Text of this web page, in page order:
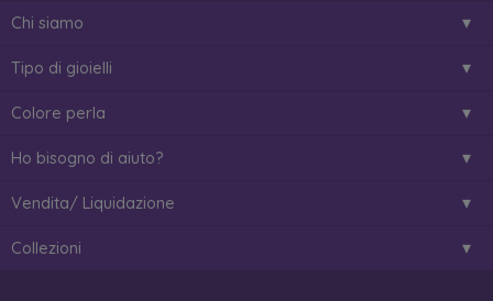
Chi siamo
Tipo di gioielli
Colore perla
Ho bisogno di aiuto?
Vendita/ Liquidazione
Collezioni